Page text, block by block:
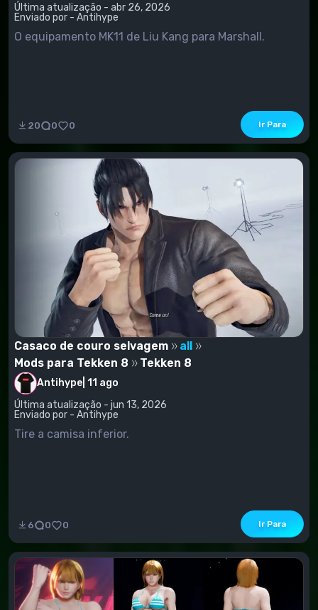
Última atualização - abr 26, 2026
Enviado por - Antihype
O equipamento MK11 de Liu Kang para Marshall.
20 0 0 Ir Para
Casaco de couro selvagem
all
Mods para Tekken 8
Tekken 8
Antihype 11 ago
Última atualização - jun 13, 2026
Enviado por - Antihype
Tire a camisa inferior.
6 0 0 Ir Para